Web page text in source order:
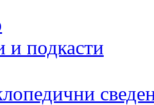
и подкасти